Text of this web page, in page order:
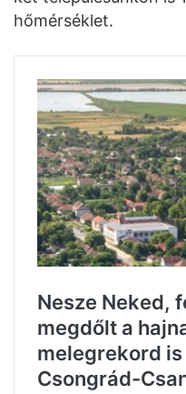
hőmérséklet.